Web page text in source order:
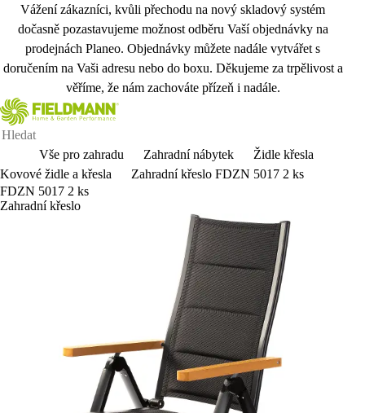
Vážení zákazníci, kvůli přechodu na nový skladový systém
dočasně pozastavujeme možnost odběru Vaší objednávky na
prodejnách Planeo. Objednávky můžete nadále vytvářet s
doručením na Vaši adresu nebo do boxu. Děkujeme za trpělivost a
věříme, že nám zachováte přízeň i nadále.
Vše pro zahradu Zahradní nábytek
Židle křesla
Kovové židle a křesla
Zahradní křeslo FDZN 5017 2 ks
FDZN 5017 2 ks
Zahradní křeslo